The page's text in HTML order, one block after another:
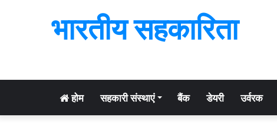
भारतीय सहकारिता
होम सहकारी संस्थाएं बैंक डेयरी उर्वरक